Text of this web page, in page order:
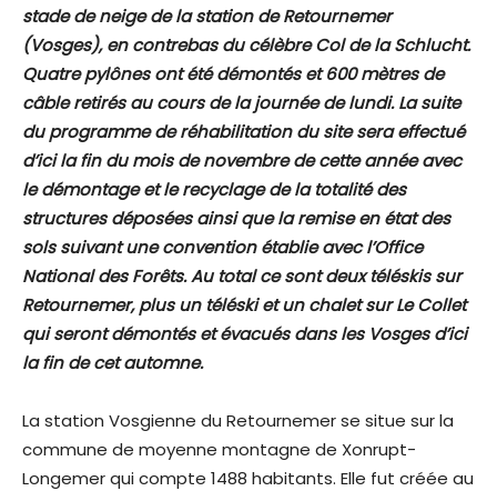
stade de neige de la station de Retournemer
(Vosges), en contrebas du célèbre Col de la Schlucht.
Quatre pylônes ont été démontés et 600 mètres de
câble retirés au cours de la journée de lundi. La suite
du programme de réhabilitation du site sera effectué
d’ici la fin du mois de novembre de cette année avec
le démontage et le recyclage de la totalité des
structures déposées ainsi que la remise en état des
sols suivant une convention établie avec l’Office
National des Forêts. Au total ce sont deux téléskis sur
Retournemer, plus un téléski et un chalet sur Le Collet
qui seront démontés et évacués dans les Vosges d’ici
la fin de cet automne.
La station Vosgienne du Retournemer se situe sur la
commune de moyenne montagne de Xonrupt-
Longemer qui compte 1488 habitants. Elle fut créée au